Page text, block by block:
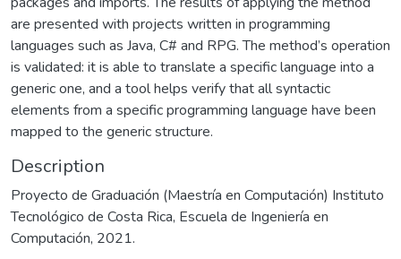
are presented with projects written in programming
languages such as Java, C# and RPG. The method’s operation
is validated: it is able to translate a specific language into a
generic one, and a tool helps verify that all syntactic
elements from a specific programming language have been
mapped to the generic structure.
Description
Proyecto de Graduación (Maestría en Computación) Instituto
Tecnológico de Costa Rica, Escuela de Ingeniería en
Computación, 2021.